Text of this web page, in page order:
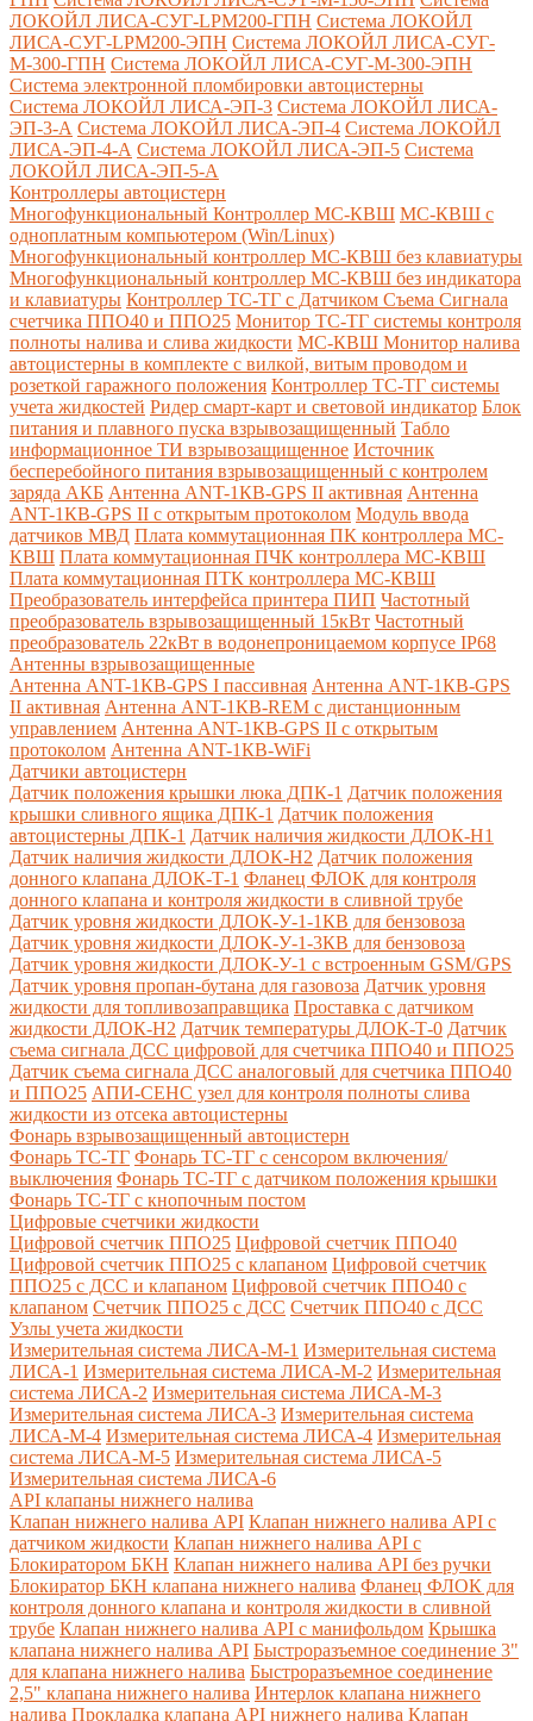
ЛОКОЙЛ ЛИСА-СУГ-LPM200-ГПН Система ЛОКОЙЛ
ЛИСА-СУГ-LPM200-ЭПН Система ЛОКОЙЛ ЛИСА-СУГ-
М-300-ГПН Система ЛОКОЙЛ ЛИСА-СУГ-М-300-ЭПН
Система электронной пломбировки автоцистерны
Система ЛОКОЙЛ ЛИСА-ЭП-3 Система ЛОКОЙЛ ЛИСА-
ЭП-3-А Система ЛОКОЙЛ ЛИСА-ЭП-4 Система ЛОКОЙЛ
ЛИСА-ЭП-4-А Система ЛОКОЙЛ ЛИСА-ЭП-5 Система
ЛОКОЙЛ ЛИСА-ЭП-5-А
Контроллеры автоцистерн
Многофункциональный Контроллер МС-КВШ МС-КВШ с
одноплатным компьютером (Win/Linux)
Многофункциональный контроллер МС-КВШ без клавиатуры
Многофункциональный контроллер МС-КВШ без индикатора
и клавиатуры Контроллер ТС-ТГ с Датчиком Съема Сигнала
счетчика ППО40 и ППО25 Монитор ТС-ТГ системы контроля
полноты налива и слива жидкости МС-КВШ Монитор налива
автоцистерны в комплекте с вилкой, витым проводом и
розеткой гаражного положения Контроллер ТС-ТГ системы
учета жидкостей Ридер смарт-карт и световой индикатор Блок
питания и плавного пуска взрывозащищенный Табло
информационное ТИ взрывозащищенное Источник
бесперебойного питания взрывозащищенный с контролем
заряда АКБ Антенна ANT-1КВ-GPS II активная Антенна
ANT-1КВ-GPS II с открытым протоколом Модуль ввода
датчиков МВД Плата коммутационная ПК контроллера МС-
КВШ Плата коммутационная ПЧК контроллера МС-КВШ
Плата коммутационная ПТК контроллера МС-КВШ
Преобразователь интерфейса принтера ПИП Частотный
преобразователь взрывозащищенный 15кВт Частотный
преобразователь 22кВт в водонепроницаемом корпусе IP68
Антенны взрывозащищенные
Антенна ANT-1КВ-GPS I пассивная Антенна ANT-1КВ-GPS
II активная Антенна ANT-1КВ-REM c дистанционным
управлением Антенна ANT-1КВ-GPS II с открытым
протоколом Антенна ANT-1КВ-WiFi
Датчики автоцистерн
Датчик положения крышки люка ДПК-1 Датчик положения
крышки сливного ящика ДПК-1 Датчик положения
автоцистерны ДПК-1 Датчик наличия жидкости ДЛОК-Н1
Датчик наличия жидкости ДЛОК-Н2 Датчик положения
донного клапана ДЛОК-Т-1 Фланец ФЛОК для контроля
донного клапана и контроля жидкости в сливной трубе
Датчик уровня жидкости ДЛОК-У-1-1КВ для бензовоза
Датчик уровня жидкости ДЛОК-У-1-3КВ для бензовоза
Датчик уровня жидкости ДЛОК-У-1 с встроенным GSM/GPS
Датчик уровня пропан-бутана для газовоза Датчик уровня
жидкости для топливозаправщика Проставка с датчиком
жидкости ДЛОК-Н2 Датчик температуры ДЛОК-Т-0 Датчик
съема сигнала ДСС цифровой для счетчика ППО40 и ППО25
Датчик съема сигнала ДСС аналоговый для счетчика ППО40
и ППО25 АПИ-СЕНС узел для контроля полноты слива
жидкости из отсека автоцистерны
Фонарь взрывозащищенный автоцистерн
Фонарь ТС-ТГ Фонарь ТС-ТГ с сенсором включения/
выключения Фонарь ТС-ТГ с датчиком положения крышки
Фонарь ТС-ТГ с кнопочным постом
Цифровые счетчики жидкости
Цифровой счетчик ППО25 Цифровой счетчик ППО40
Цифровой счетчик ППО25 с клапаном Цифровой счетчик
ППО25 с ДСС и клапаном Цифровой счетчик ППО40 с
клапаном Счетчик ППО25 с ДСС Счетчик ППО40 с ДСС
Узлы учета жидкости
Измерительная система ЛИСА-М-1 Измерительная система
ЛИСА-1 Измерительная система ЛИСА-М-2 Измерительная
система ЛИСА-2 Измерительная система ЛИСА-М-3
Измерительная система ЛИСА-3 Измерительная система
ЛИСА-М-4 Измерительная система ЛИСА-4 Измерительная
система ЛИСА-М-5 Измерительная система ЛИСА-5
Измерительная система ЛИСА-6
API клапаны нижнего налива
Клапан нижнего налива API Клапан нижнего налива API с
датчиком жидкости Клапан нижнего налива API с
Блокиратором БКН Клапан нижнего налива API без ручки
Блокиратор БКН клапана нижнего налива Фланец ФЛОК для
контроля донного клапана и контроля жидкости в сливной
трубе Клапан нижнего налива API с манифольдом Крышка
клапана нижнего налива API Быстроразъемное соединение 3"
для клапана нижнего налива Быстроразъемное соединение
2,5" клапана нижнего налива Интерлок клапана нижнего
налива Прокладка клапана API нижнего налива Клапан